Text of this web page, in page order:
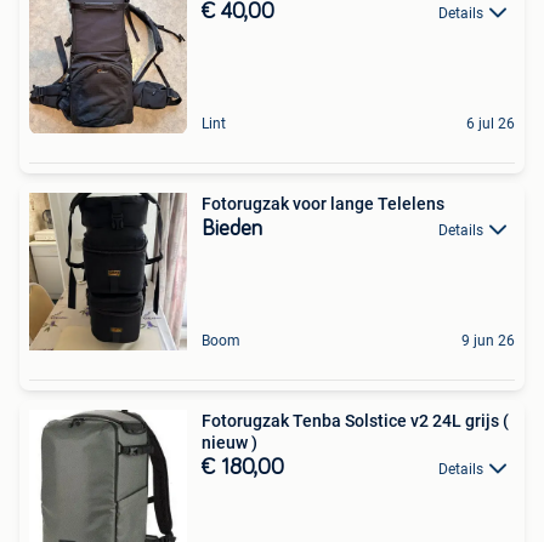
€ 40,00 Details
Lint 6 jul 26
Fotorugzak voor lange Telelens
Bieden Details
Boom 9 jun 26
Fotorugzak Tenba Solstice v2 24L grijs (
nieuw )
€ 180,00 Details